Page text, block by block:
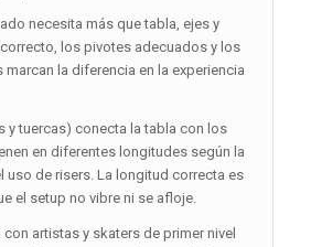
necesita más que tabla, ejes y
los pivotes adecuados y los
la diferencia en la experiencia
y tuercas) conecta la tabla con los
en diferentes longitudes según la
uso de risers. La longitud correcta es
el setup no vibre ni se afloje.
artistas y skaters de primer nivel